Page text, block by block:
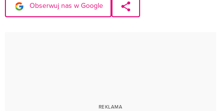
Obserwuj nas w Google